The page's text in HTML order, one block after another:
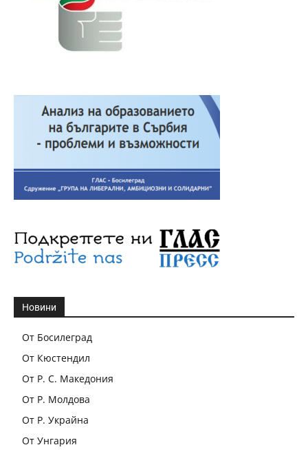
Новини
От Босилеград
От Кюстендил
От Р. С. Македония
От Р. Молдова
От Р. Украйна
От Унгария